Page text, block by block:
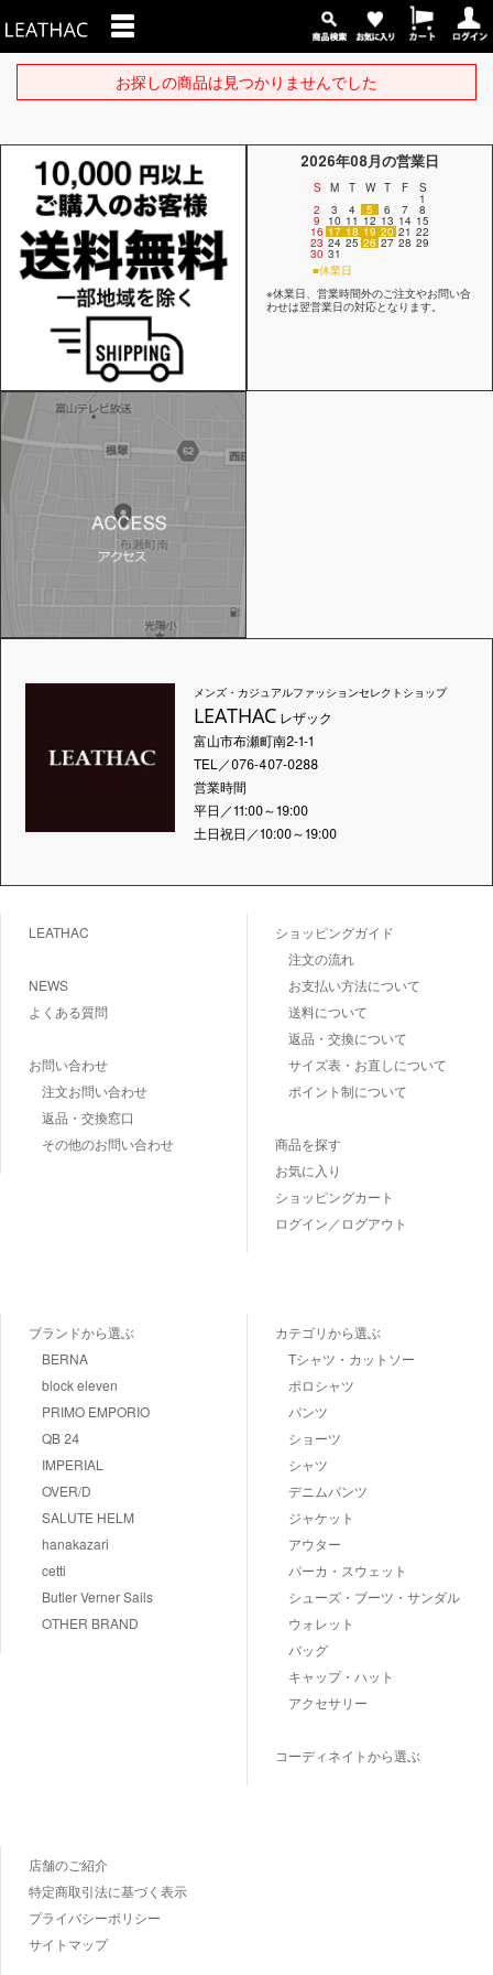
お探しの商品は見つかりませんでした
2026年08月の営業日
S M T W T F S
1
2 3 4 5 6 7 8
9 10 11 12 13 14 15
16 17 18 19 20 21 22
23 24 25 26 27 28 29
30 31
■休業日
※休業日、営業時間外のご注文やお問い合
わせは翌営業日の対応となります。
メンズ・カジュアルファッションセレクトショップ
LEATHACレザック
富山市布瀬町南2-1-1
TEL／076-407-0288
営業時間
平日／11:00～19:00
土日祝日／10:00～19:00
LEATHAC
NEWS
よくある質問
お問い合わせ
注文お問い合わせ
返品・交換窓口
その他のお問い合わせ
ショッピングガイド
注文の流れ
お支払い方法について
送料について
返品・交換について
サイズ表・お直しについて
ポイント制について
商品を探す
お気に入り
ショッピングカート
ログイン／ログアウト
ブランドから選ぶ
BERNA
block eleven
PRIMO EMPORIO
QB 24
IMPERIAL
OVER/D
SALUTE HELM
hanakazari
cetti
Butler Verner Sails
OTHER BRAND
カテゴリから選ぶ
Tシャツ・カットソー
ポロシャツ
パンツ
ショーツ
シャツ
デニムパンツ
ジャケット
アウター
パーカ・スウェット
シューズ・ブーツ・サンダル
ウォレット
バッグ
キャップ・ハット
アクセサリー
コーディネイトから選ぶ
店舗のご紹介
特定商取引法に基づく表示
プライバシーポリシー
サイトマップ